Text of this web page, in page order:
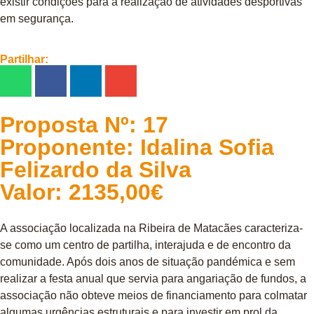
em segurança.
Partilhar:
Proposta Nº: 17
Proponente: Idalina Sofia
Felizardo da Silva
Valor: 2135,00€
A associação localizada na Ribeira de Matacães caracteriza-
se como um centro de partilha, interajuda e de encontro da
comunidade. Após dois anos de situação pandémica e sem
realizar a festa anual que servia para angariação de fundos, a
associação não obteve meios de financiamento para colmatar